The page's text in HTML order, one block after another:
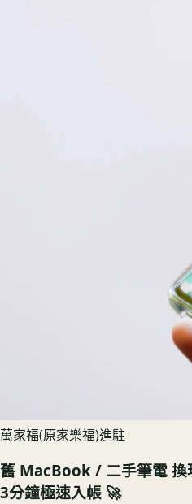
萬家福(原家樂福)進駐
舊 MacBook / 二手筆電 換
3分鐘極速入帳 🚀